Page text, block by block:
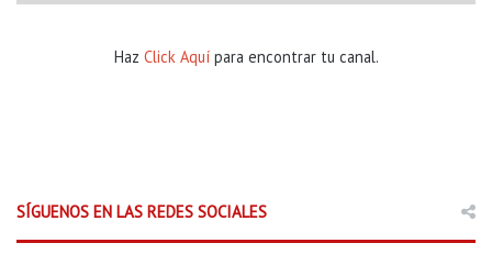
Haz Click Aquípara encontrar tu canal.
SÍGUENOS EN LAS REDES SOCIALES